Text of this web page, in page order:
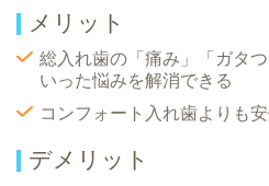
メリット
総入れ歯の「痛み」「ガタ
いった悩みを解消できる
コンフォート入れ歯よりも
デメリット